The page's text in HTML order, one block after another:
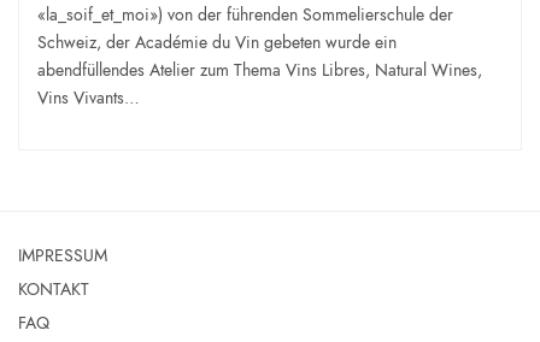
«la_soif_et_moi») von der führenden Sommelierschule der
Schweiz, der Académie du Vin gebeten wurde ein
abendfüllendes Atelier zum Thema Vins Libres, Natural Wines,
Vins Vivants…
IMPRESSUM
KONTAKT
FAQ